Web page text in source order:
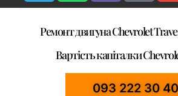
Ремонт двигуна Chevrolet
Вартість капіталки
093 222 30 40